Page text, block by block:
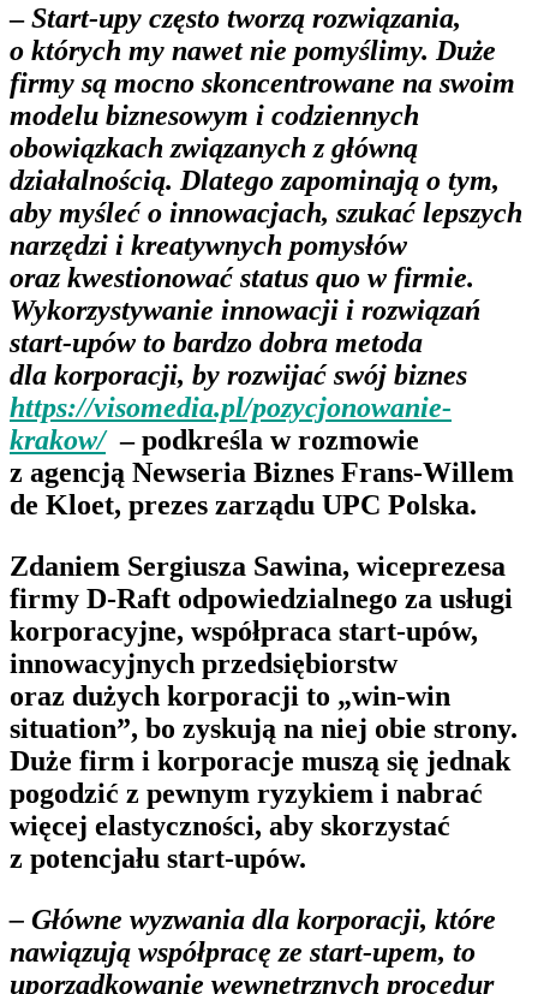
–Start-upy często tworzą rozwiązania,
o których my nawet nie pomyślimy. Duże
firmy są mocno skoncentrowane na swoim
modelu biznesowym i codziennych
obowiązkach związanych z główną
działalnością. Dlatego zapominają o tym,
aby myśleć o innowacjach, szukać lepszych
narzędzi i kreatywnych pomysłów
oraz kwestionować status quo w firmie.
Wykorzystywanie innowacji i rozwiązań
start-upów to bardzo dobra metoda
dla korporacji, by rozwijać swój biznes
https://visomedia.pl/pozycjonowanie-
krakow/ – podkreśla w rozmowie
z agencją Newseria Biznes Frans-Willem
de Kloet, prezes zarządu UPC Polska.
Zdaniem Sergiusza Sawina, wiceprezesa
firmy D-Raft odpowiedzialnego za usługi
korporacyjne, współpraca start-upów,
innowacyjnych przedsiębiorstw
oraz dużych korporacji to „win-win
situation”, bo zyskują na niej obie strony.
Duże firm i korporacje muszą się jednak
pogodzić z pewnym ryzykiem i nabrać
więcej elastyczności, aby skorzystać
z potencjału start-upów.
– Główne wyzwania dla korporacji, które
nawiązują współpracę ze start-upem, to
uporządkowanie wewnętrznych procedur